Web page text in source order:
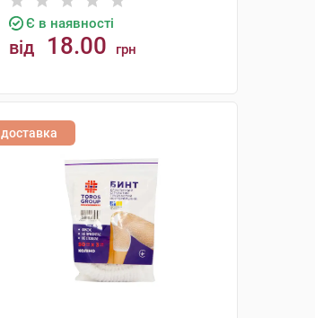
Є в наявності
від 18.00 грн
доставка